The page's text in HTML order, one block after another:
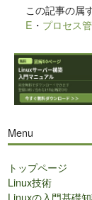
この記事の属
E ・ プロセス
Menu
トップページ
Linux技術
Linuxの入門基礎